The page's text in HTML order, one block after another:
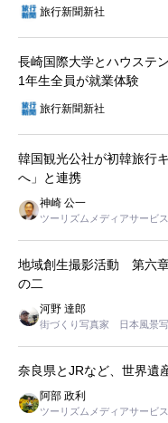
旅行新聞新社
長崎国際大学とハウステ
1年生全員が就業体験
旅行新聞新社
韓国観光公社が初韓旅行
へ」と連携
神崎 公一
ツーリズムメディアサービ
地域創生撮影活動 第六
の二
河野 達郎
街づくり写真家 日本風景
奈良県とJRなど、世界遺
阿部 政利
ツーリズムメディアサービス